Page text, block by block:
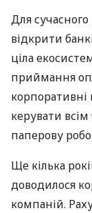
Для
відкрити
ціла
приймання
корпоративні
керувати
паперову
Ще кілька
доводилося
компаній.